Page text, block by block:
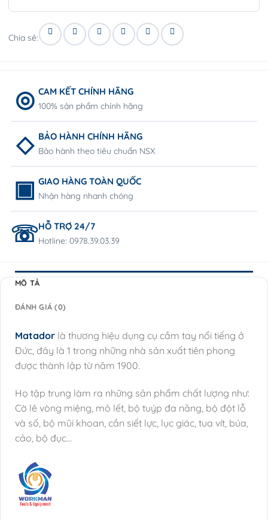
Chia sẻ:
CAM KẾT CHÍNH HÃNG
100% sản phẩm chính hãng
BẢO HÀNH CHÍNH HÃNG
Bảo hành theo tiêu chuẩn NSX
GIAO HÀNG TOÀN QUỐC
Nhận hàng nhanh chóng
HỖ TRỢ 24/7
Hotline: 0978.39.03.39
MÔ TẢ
ĐÁNH GIÁ (0)
Matador là thương hiệu dụng cụ cầm tay nổi tiếng ở
Đức, đây là 1 trong những nhà sản xuất tiên phong
được thành lập từ năm 1900.
Họ tập trung làm ra những sản phẩm chất lượng như:
Cờ lê vòng miệng, mỏ lết, bộ tuýp đa năng, bộ đột lỗ
và số, bộ mũi khoan, cần siết lực, lục giác, tua vít, búa,
cảo, bộ đục…